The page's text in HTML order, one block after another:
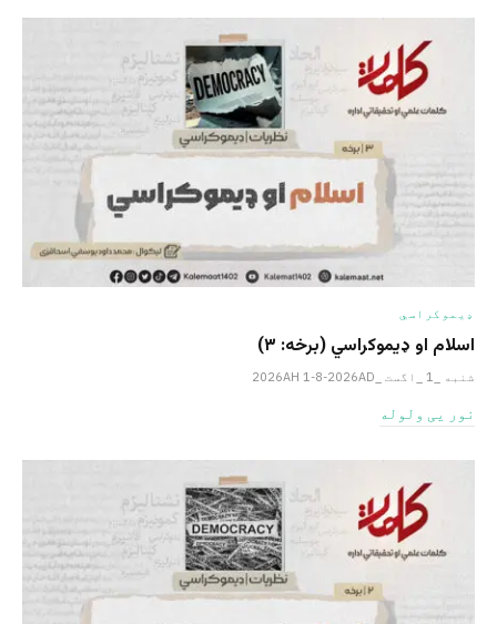
ډیموکراسي
اسلام او ډیموکراسي (برخه: ۳)
شنبه _1 _اگست _2026AH 1-8-2026AD
نور یی ولوله